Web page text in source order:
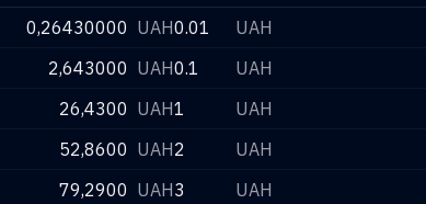
0,26430000 UAH
2,643000 UAH
26,4300 UAH
52,8600 UAH
79,2900 UAH
0.01
UAH
0.1
UAH
1
UAH
2
UAH
3
UAH